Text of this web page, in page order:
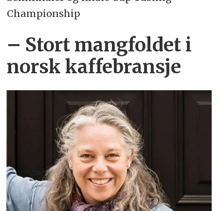
Championship
– Stort mangfoldet i
norsk kaffebransje